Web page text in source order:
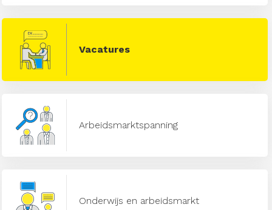
Vacatures
Arbeidsmarktspanning
Onderwijs en arbeidsmarkt